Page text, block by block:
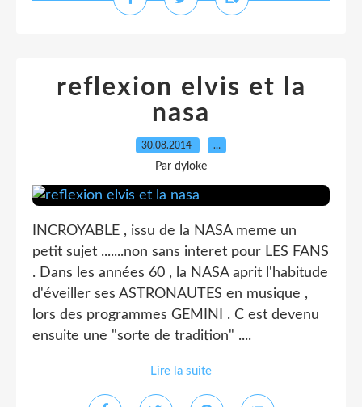
reflexion elvis et la
nasa
30.08.2014 …
Par dyloke
INCROYABLE , issu de la NASA meme un
petit sujet .......non sans interet pour LES FANS
. Dans les années 60 , la NASA aprit l'habitude
d'éveiller ses ASTRONAUTES en musique ,
lors des programmes GEMINI . C est devenu
ensuite une "sorte de tradition" ....
Lire la suite